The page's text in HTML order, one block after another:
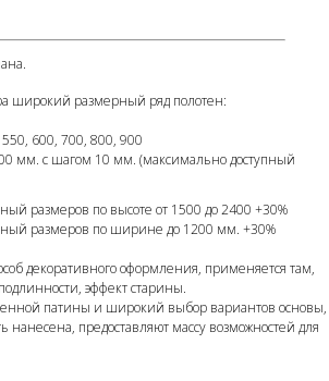
широкий размерный ряд полотен:
600, 700, 800, 900
мм. с шагом 10 мм. (максимально доступный
размеров по высоте от 1500 до 2400 +30%
размеров по ширине до 1200 мм. +30%
декоративного оформления, применяется там,
эффект старины.
патины и широкий выбор вариантов основы,
нанесена, предоставляют массу возможностей для